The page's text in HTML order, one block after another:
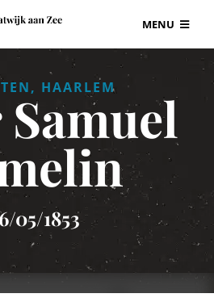
MENU
VOOR
GRAF EN
INFORMATIE
HAARLEM
05/1853